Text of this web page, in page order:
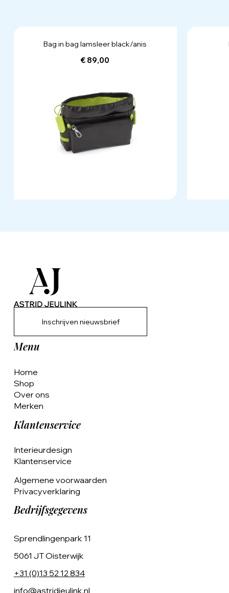
Bag in bag lamsleer black/anis
€ 89,00
Inschrijven nieuwsbrief
Menu
Home
Shop
Over ons
Merken
Klantenservice
Interieurdesign
Klantenservice
Algemene voorwaarden
Privacyverklaring
Bedrijfsgegevens
Sprendlingenpark 11
5061 JT Oisterwijk
+31 (0)13 52 12 834
info@astridjeulink.nl